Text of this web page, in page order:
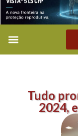
Tudo
2024,